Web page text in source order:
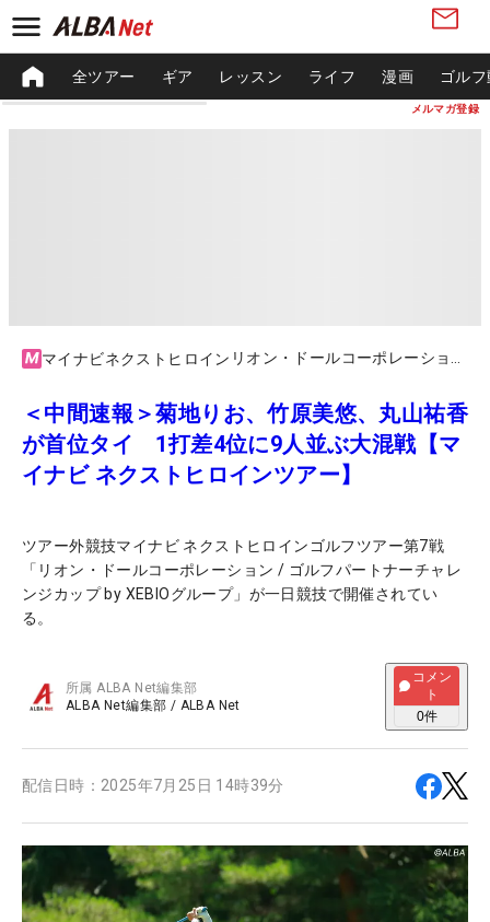
メルマガ登録
全ツアー ギア レッスン ライフ 漫画 ゴル
マイナビネクストヒロイン
＜中間速報＞菊地りお、竹原美悠、丸山祐香
が首位タイ 1打差4位に9人並ぶ大混戦【マ
イナビ ネクストヒロインツアー】
ツアー外競技マイナビ ネクストヒロインゴルフツアー第7戦
「リオン・ドールコーポレーション / ゴルフパートナーチャレ
ンジカップ by XEBIOグループ」が一日競技で開催されてい
る。
所属ALBA Net編集部
ALBA Net編集部 / ALBA Net
コメン
ト
0件
配信日時： 2025年7月25日 14時39分